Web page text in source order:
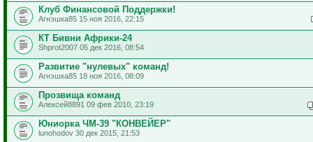
Клуб Финансовой Поддержки!
Агнэшка85 15 ноя 2016, 22:15
КТ Бивни Африки-24
Shprot2007 05 дек 2016, 08:54
Развитие "нулевых" команд!
Агнэшка85 18 ноя 2016, 08:09
Прозвища команд
Алексей8891 09 фев 2010, 23:19
Юниорка ЧМ-39 "КОНВЕЙЕР"
lunohodov 30 дек 2015, 21:53